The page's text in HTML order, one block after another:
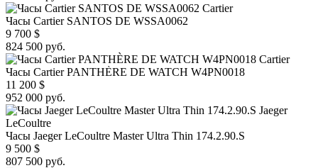
Cartier
Часы Cartier SANTOS DE WSSA0062
9 700 $
824 500 руб.
Cartier
Часы Cartier PANTHÈRE DE WATCH W4PN0018
11 200 $
952 000 руб.
Jaeger
LeCoultre
Часы Jaeger LeCoultre Master Ultra Thin 174.2.90.S
9 500 $
807 500 руб.